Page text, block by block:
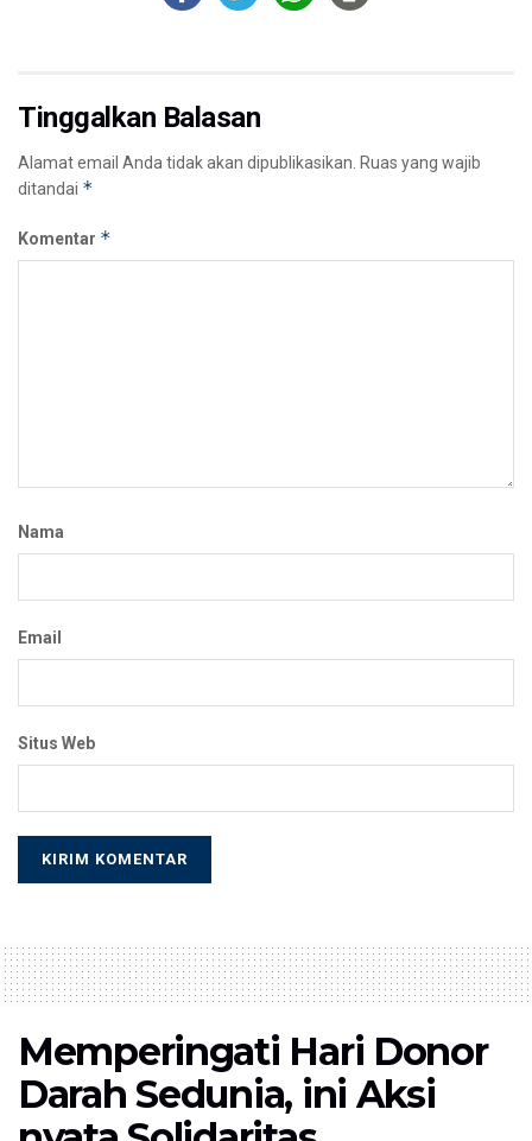
Tinggalkan Balasan
Alamat email Anda tidak akan dipublikasikan. Ruas yang wajib
ditandai *
Komentar *
Nama
Email
Situs Web
Memperingati Hari Donor
Darah Sedunia, ini Aksi